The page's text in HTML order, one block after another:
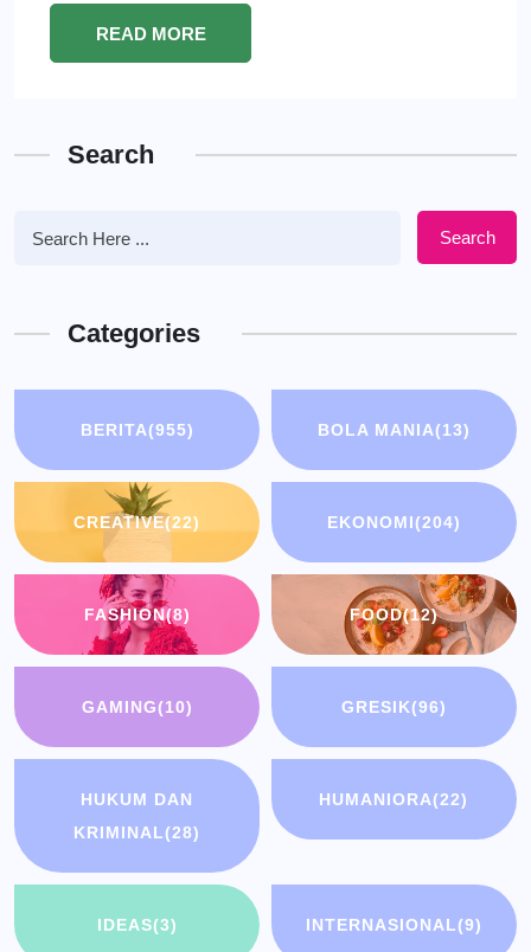
READ MORE
Search
Search
Categories
BERITA(955) BOLA MANIA(13)
CREATIVE(22) EKONOMI(204)
FASHION(8) FOOD(12)
GAMING(10) GRESIK(96)
HUKUM DAN
KRIMINAL(28)
HUMANIORA(22)
IDEAS(3) INTERNASIONAL(9)